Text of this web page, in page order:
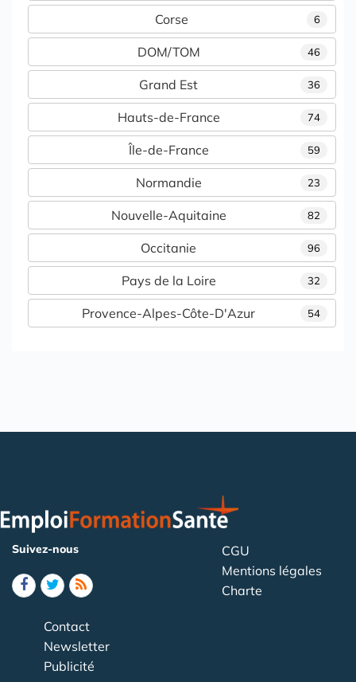
6
Corse
46
DOM/TOM
36
Grand Est
74
Hauts-de-France
59
Île-de-France
23
Normandie
82
Nouvelle-Aquitaine
96
Occitanie
32
Pays de la Loire
54
Provence-Alpes-Côte-D'Azur
Suivez-nous
CGU
Mentions légales
Charte
Contact
Newsletter
Publicité